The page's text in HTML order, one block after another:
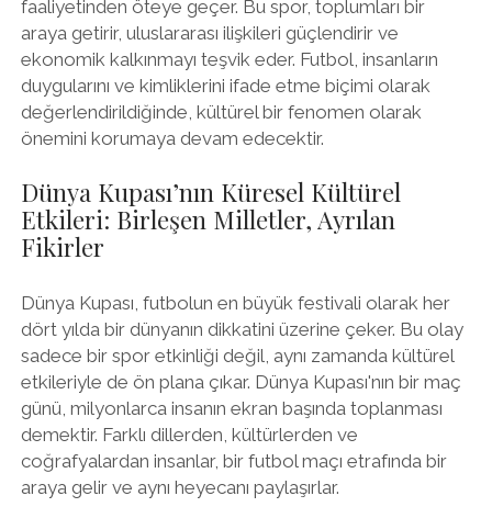
faaliyetinden öteye geçer. Bu spor, toplumları bir
araya getirir, uluslararası ilişkileri güçlendirir ve
ekonomik kalkınmayı teşvik eder. Futbol, insanların
duygularını ve kimliklerini ifade etme biçimi olarak
değerlendirildiğinde, kültürel bir fenomen olarak
önemini korumaya devam edecektir.
Dünya Kupası’nın Küresel Kültürel
Etkileri: Birleşen Milletler, Ayrılan
Fikirler
Dünya Kupası, futbolun en büyük festivali olarak her
dört yılda bir dünyanın dikkatini üzerine çeker. Bu olay
sadece bir spor etkinliği değil, aynı zamanda kültürel
etkileriyle de ön plana çıkar. Dünya Kupası'nın bir maç
günü, milyonlarca insanın ekran başında toplanması
demektir. Farklı dillerden, kültürlerden ve
coğrafyalardan insanlar, bir futbol maçı etrafında bir
araya gelir ve aynı heyecanı paylaşırlar.